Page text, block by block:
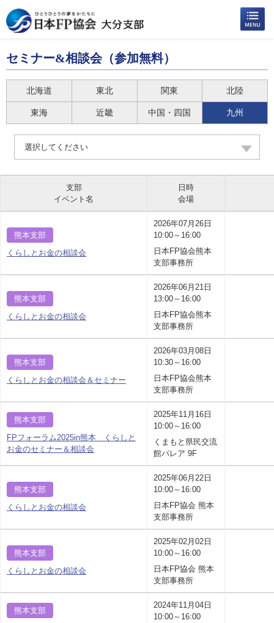
セミナー&相談会（参加無料）
北海道 東北 関東 北陸
東海 近畿 中国・四国 九州
選択してください
支部
イベント名
日時
会場
熊本支部
くらしとお金の相談会
2026年07月26日
10:00～16:00
日本FP協会熊本
支部事務所
熊本支部
くらしとお金の相談会
2026年06月21日
13:00～16:00
日本FP協会熊本
支部事務所
熊本支部
くらしとお金の相談会＆セミナー
2026年03月08日
10:30～16:00
日本FP協会熊本
支部事務所
熊本支部
FPフォーラム2025in熊本 くらしと
お金のセミナー＆相談会
2025年11月16日
10:00～16:00
くまもと県民交流
館パレア 9F
熊本支部
くらしとお金の相談会
2025年06月22日
10:00～16:00
日本FP協会 熊本
支部事務所
熊本支部
くらしとお金の相談会
2025年02月02日
10:00～16:00
日本FP協会 熊本
支部事務所
熊本支部
2024年11月04日
10:00～16:00